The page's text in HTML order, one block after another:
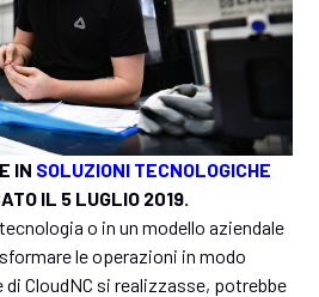
IN SOLUZIONI TECNOLOGICHE
IL 5 LUGLIO 2019.
o in un modello aziendale
le operazioni in modo
CloudNC si realizzasse, potrebbe